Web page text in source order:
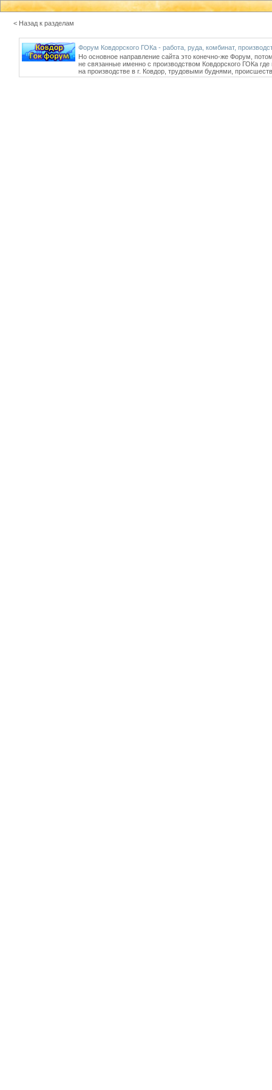
< Назад к разделам
Форум Ковдорского ГОКа - работа, руда, комбинат,
Но основное направление сайта это конечно-же Форум,
не связанные именно с производством Ковдорского ГОКа
на производстве в г. Ковдор, трудовыми буднями,